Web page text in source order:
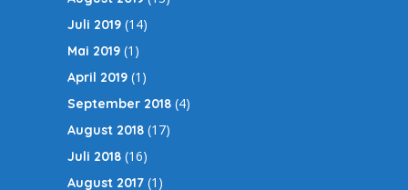
Juli 2019 (14)
Mai 2019 (1)
April 2019 (1)
September 2018 (4)
August 2018 (17)
Juli 2018 (16)
August 2017 (1)